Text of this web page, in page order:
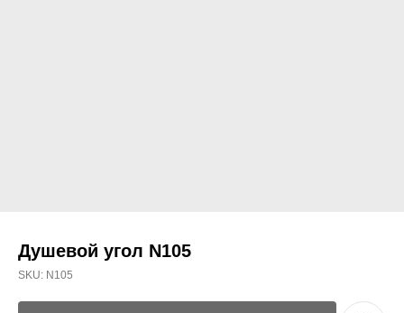
Душевой угол N105
SKU: N105